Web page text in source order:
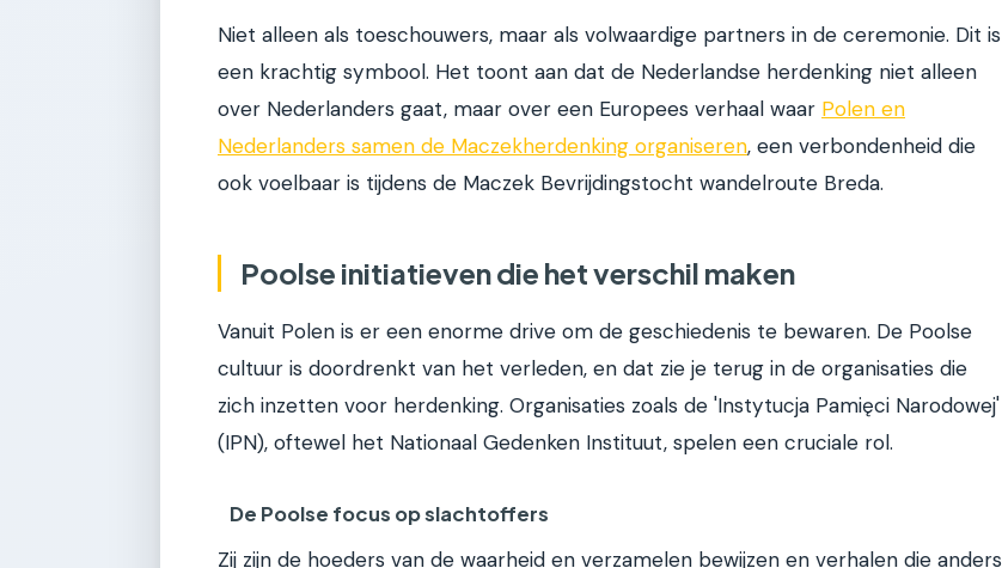
Niet alleen als toeschouwers, maar als volwaardige partners in de ceremonie. Dit is
een krachtig symbool. Het toont aan dat de Nederlandse herdenking niet alleen
over Nederlanders gaat, maar over een Europees verhaal waar Polen en
Nederlanders samen de Maczekherdenking organiseren, een verbondenheid die
ook voelbaar is tijdens de Maczek Bevrijdingstocht wandelroute Breda.
Poolse initiatieven die het verschil maken
Vanuit Polen is er een enorme drive om de geschiedenis te bewaren. De Poolse
cultuur is doordrenkt van het verleden, en dat zie je terug in de organisaties die
zich inzetten voor herdenking. Organisaties zoals de 'Instytucja Pamięci Narodowej'
(IPN), oftewel het Nationaal Gedenken Instituut, spelen een cruciale rol.
De Poolse focus op slachtoffers
Zij zijn de hoeders van de waarheid en verzamelen bewijzen en verhalen die anders